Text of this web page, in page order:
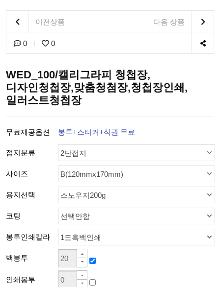
이전상품 다음 상품
0 0
WED_100/캘리그라피 청첩장,
디자인청첩장,맞춤청첨장,청첩장인쇄,
일러스트청첩장
무료제공옵션 봉투+스티커+식권 무료
접지분류 2단접지
사이즈 B(120mmx170mm)
용지선택 스노우지200g
코팅 선택안함
봉투인쇄칼라 1도흑백인쇄
백봉투
인쇄봉투